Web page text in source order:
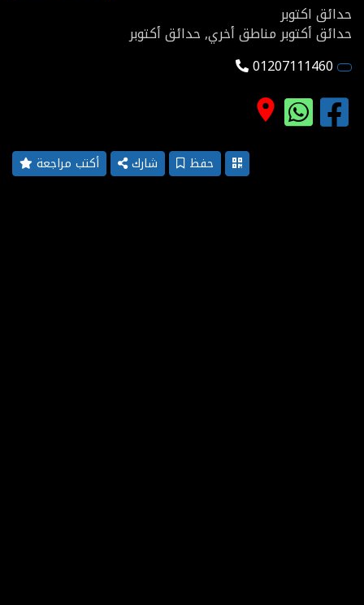
حدائق اكتوبر
حدائق أكتوبر مناطق أخري, حدائق أكتوبر
01207111460
place
أكتب مراجعة شارك حفظ